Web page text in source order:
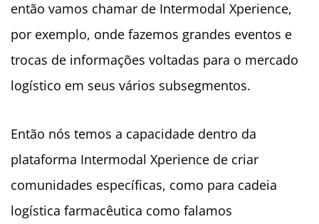
então vamos chamar de Intermodal Xperience,
por exemplo, onde fazemos grandes eventos e
trocas de informações voltadas para o mercado
logístico em seus vários subsegmentos.
Então nós temos a capacidade dentro da
plataforma Intermodal Xperience de criar
comunidades específicas, como para cadeia
logística farmacêutica como falamos